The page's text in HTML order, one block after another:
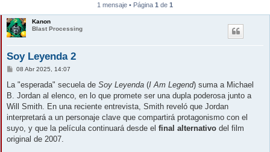
1 mensaje • Página 1 de 1
Kanon
Blast Processing
Soy Leyenda 2
M
n
a
j
08 Abr 2025, 14:07
La "esperada" secuela de Soy Leyenda (I Am Legend) suma a Michael
B. Jordan al elenco, en lo que promete ser una dupla poderosa junto a
Will Smith. En una reciente entrevista, Smith reveló que Jordan
interpretará a un personaje clave que compartirá protagonismo con el
suyo, y que la película continuará desde el final alternativo del film
original de 2007.